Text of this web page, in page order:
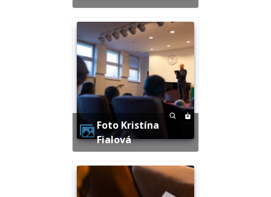
Foto Kristína
Fialová